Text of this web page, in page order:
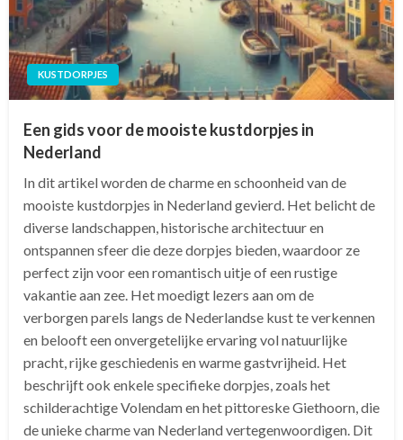
KUSTDORPJES
Een gids voor de mooiste kustdorpjes in
Nederland
In dit artikel worden de charme en schoonheid van de
mooiste kustdorpjes in Nederland gevierd. Het belicht de
diverse landschappen, historische architectuur en
ontspannen sfeer die deze dorpjes bieden, waardoor ze
perfect zijn voor een romantisch uitje of een rustige
vakantie aan zee. Het moedigt lezers aan om de
verborgen parels langs de Nederlandse kust te verkennen
en belooft een onvergetelijke ervaring vol natuurlijke
pracht, rijke geschiedenis en warme gastvrijheid. Het
beschrijft ook enkele specifieke dorpjes, zoals het
schilderachtige Volendam en het pittoreske Giethoorn, die
de unieke charme van Nederland vertegenwoordigen. Dit